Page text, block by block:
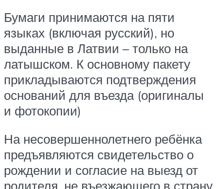
Бумаги принимаются на пяти
языках (включая русский), но
выданные в Латвии – только на
латышском. К основному пакету
прикладываются подтверждения
оснований для въезда (оригиналы
и фотокопии)
На несовершеннолетнего ребёнка
предъявляются свидетельство о
рождении и согласие на выезд от
родителя, не въезжающего в страну